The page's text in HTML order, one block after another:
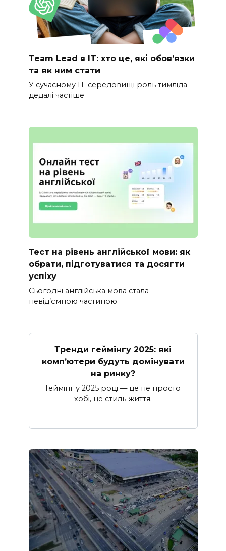
Team Lead в IT: хто це, які обов’язки
та як ним стати
У сучасному IT-середовищі роль тимліда
дедалі частіше
Тест на рівень англійської мови: як
обрати, підготуватися та досягти
успіху
Сьогодні англійська мова стала
невід’ємною частиною
Тренди геймінгу 2025: які
комп’ютери будуть домінувати
на ринку?
Геймінг у 2025 році — це не просто
хобі, це стиль життя.